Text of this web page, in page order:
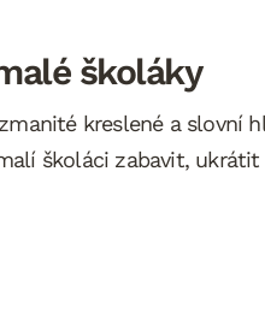
školáky
kreslené a slovní
školáci zabavit, ukrátit